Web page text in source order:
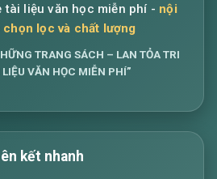
tài liệu văn học miễn phí - nội
lọc và chất lượng
TRANG SÁCH – LAN TỎA TRI
VĂN HỌC MIỄN PHÍ”
kết nhanh